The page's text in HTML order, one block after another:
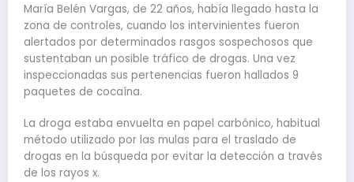
María Belén Vargas, de 22 años, había llegado hasta la
zona de controles, cuando los intervinientes fueron
alertados por determinados rasgos sospechosos que
sustentaban un posible tráfico de drogas. Una vez
inspeccionadas sus pertenencias fueron hallados 9
paquetes de cocaína.
La droga estaba envuelta en papel carbónico, habitual
método utilizado por las mulas para el traslado de
drogas en la búsqueda por evitar la detección a través
de los rayos x.